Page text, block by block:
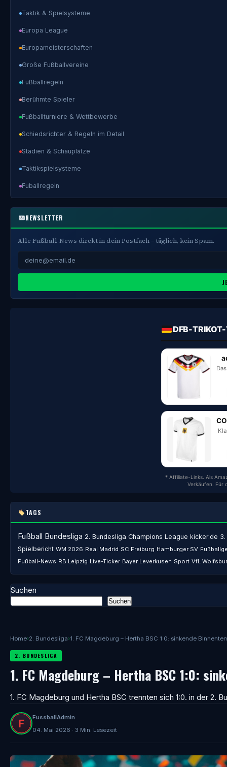
Home›2. Bundesliga›1. FC Magdeburg – Hertha BSC 1:0: sinkende
2. BUNDESLIGA
1. FC Magdeburg – Hertha BSC 1:0:
1. FC Magdeburg und Hertha BSC trennten sich 1:0. in der 2.
FussballAdmin
04. Mai 2026 · 3 Min. Lesezeit
Taktik & Spielsysteme
Europa League
Europameisterschaften
Große Fußballvereine
Fußballregeln
Berühmte Spieler
Fußballturniere & Wettbewerbe
Schiedsrichter & Regeln im Detail
Stadien & Schauplätze
Taktikspielsysteme
Fuballregeln
NEWSLETTER
Alle Fußball-News direkt in dein Postfach – täglich, kein Spam.
DFB-
* Affiliate-Links. Als
Verkäufen. Für
TAGS
Fußball Bundesliga 2. Bundesliga Champions League kicker.de 3.
Spielbericht WM 2026 Real Madrid SC Freiburg Hamburger SV
Fußball-News RB Leipzig Live-Ticker Bayer Leverkusen Sport VfL
Suchen
Suchen